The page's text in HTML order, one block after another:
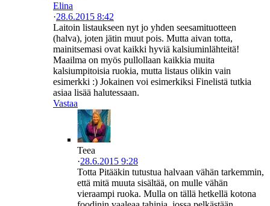
Elina
·28.6.2015 8:42
Laitoin listaukseen nyt jo yhden seesamituotteen
(halva), joten jätin muut pois. Mutta aivan totta,
mainitsemasi ovat kaikki hyviä kalsiuminlähteitä!
Maailma on myös pullollaan kaikkia muita
kalsiumpitoisia ruokia, mutta listaus olikin vain
esimerkki :) Jokainen voi esimerkiksi Finelistä tutkia
asiaa lisää halutessaan.
Vastaa
Teea
·28.6.2015 9:28
Totta Pitääkin tutustua halvaan vähän tarkemmin,
että mitä muuta sisältää, on mulle vähän
vieraampi ruoka. Mulla on tällä hetkellä kotona